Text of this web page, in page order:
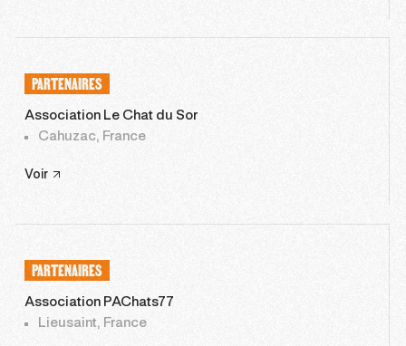
PARTENAIRES
Association Le Chat du Sor
Cahuzac, France
Voir
PARTENAIRES
Association PAChats77
Lieusaint, France